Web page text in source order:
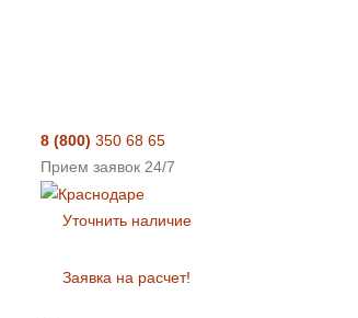
8 (800) 350 68 65
Прием заявок 24/7
Уточнить наличие
Заявка на расчет!